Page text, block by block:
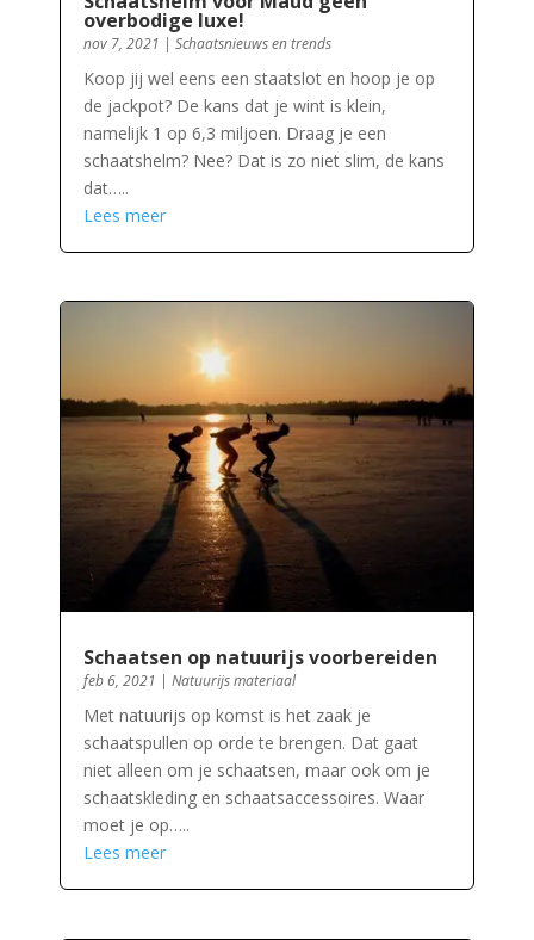
overbodige luxe!
nov 7, 2021 | Schaatsnieuws en trends
Koop jij wel eens een staatslot en hoop je op
de jackpot? De kans dat je wint is klein,
namelijk 1 op 6,3 miljoen. Draag je een
schaatshelm? Nee? Dat is zo niet slim, de kans
dat…..
Lees meer
Schaatsen op natuurijs voorbereiden
feb 6, 2021 | Natuurijs materiaal
Met natuurijs op komst is het zaak je
schaatspullen op orde te brengen. Dat gaat
niet alleen om je schaatsen, maar ook om je
schaatskleding en schaatsaccessoires. Waar
moet je op…..
Lees meer